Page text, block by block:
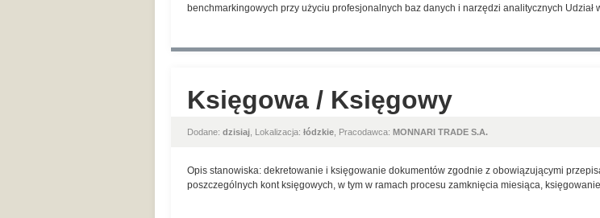
benchmarkingowych przy użyciu profesjonalnych baz danych i narzędzi analitycznych Udział
Księgowa / Księgowy
Dodane: dzisiaj , Lokalizacja: łódzkie , Pracodawca: MONNARI TRADE S.A.
Opis stanowiska: dekretowanie i księgowanie dokumentów zgodnie z obowiązującymi
poszczególnych kont księgowych, w tym w ramach procesu zamknięcia miesiąca,